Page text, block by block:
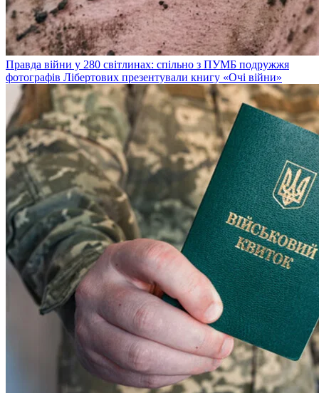
Правда війни у 280 світлинах: спільно з ПУМБ подружжя
фотографів Лібертових презентували книгу «Очі війни»